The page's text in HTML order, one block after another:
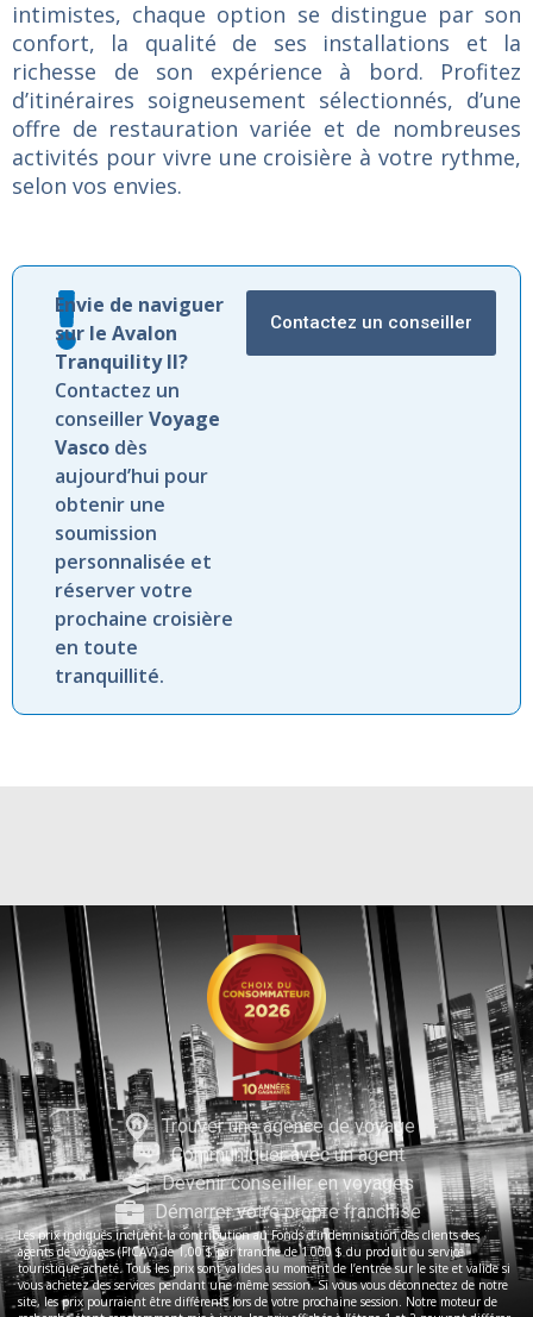
intimistes, chaque option se distingue par son
confort, la qualité de ses installations et la
richesse de son expérience à bord. Profitez
d’itinéraires soigneusement sélectionnés, d’une
offre de restauration variée et de nombreuses
activités pour vivre une croisière à votre rythme,
selon vos envies.
Envie de naviguer
sur le Avalon
Tranquility II?
Contactez un
conseillerVoyage
Vasco dès
aujourd’hui pour
obtenir une
soumission
personnalisée et
réserver votre
prochaine croisière
en toute
tranquillité.
Contactez un conseiller
Trouver une agence de voyage
Communiquer avec un agent
Devenir conseiller en voyages
Démarrer votre propre franchise
Les prix indiqués incluent la contribution au Fonds d’indemnisation des clients des
agents de voyages (FICAV) de 1,00 $ par tranche de 1 000 $ du produit ou service
touristique acheté. Tous les prix sont valides au moment de l’entrée sur le site et valide si
vous achetez des services pendant une même session. Si vous vous déconnectez de notre
site, les prix pourraient être différents lors de votre prochaine session. Notre moteur de